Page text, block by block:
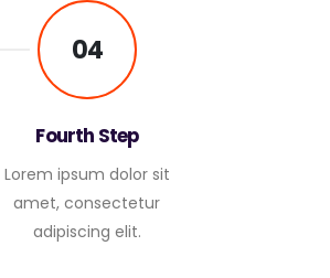
04
Fourth Step
Lorem ipsum dolor sit
amet, consectetur
adipiscing elit.